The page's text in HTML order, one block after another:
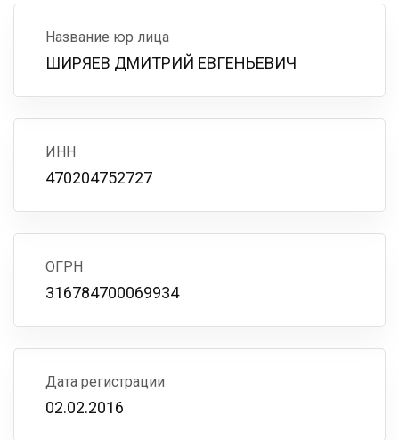
Название юр лица
ШИРЯЕВ ДМИТРИЙ ЕВГЕНЬЕВИЧ
ИНН
470204752727
ОГРН
316784700069934
Дата регистрации
02.02.2016